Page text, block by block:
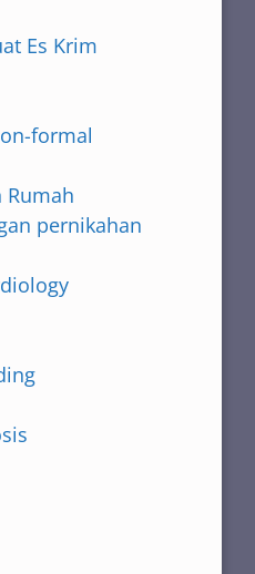
Es Krim
formal
Rumah
pernikahan